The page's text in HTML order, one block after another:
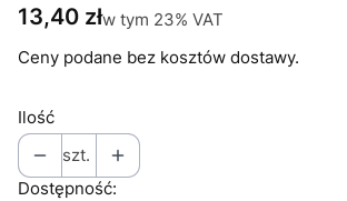
Cena
13,40 złw tym 23% VAT
w tym 23% VAT
Ceny podane bez kosztów dostawy.
Ilość
szt.
Dostępność: